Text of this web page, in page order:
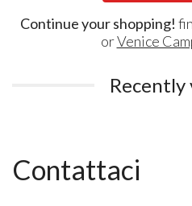
Continue your shopping!
orVenice
Recently
Contattaci